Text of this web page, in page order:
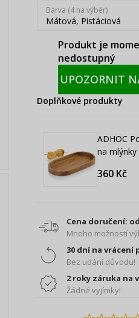
Barva (4 na výběr)
Mátová, Pistáciová
Produkt je
nedostupný
UPOZORNIT
Doplňkové produkty
ADHOC
na mlýnky
360 Kč
Cena doručení: od
Mnoho možností
30 dní na vrácení
Bez udání důvodu!
2 roky záruka na
Žádné vyjímky!